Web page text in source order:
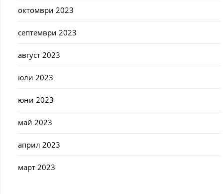
октомври 2023
септември 2023
август 2023
юли 2023
юни 2023
май 2023
април 2023
март 2023